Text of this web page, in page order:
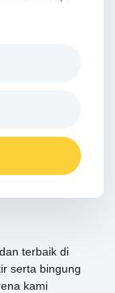
terbaik di
serta bingung
kami